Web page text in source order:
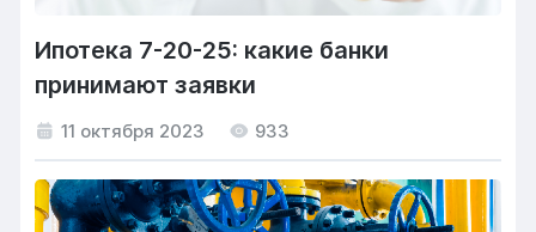
Ипотека 7-20-25: какие банки
принимают заявки
11 октября 2023 933